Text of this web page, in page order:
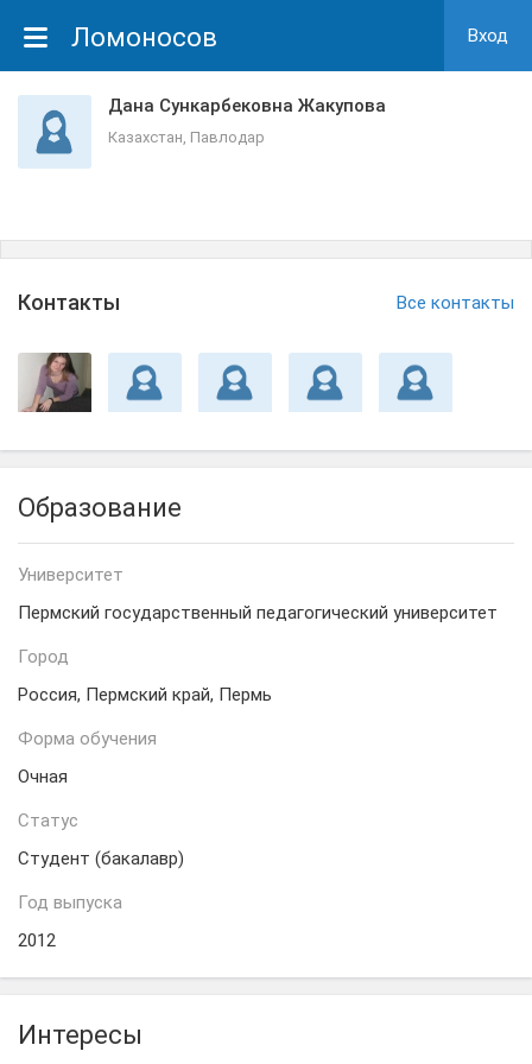
Ломоносов Вход
Дана Сункарбековна Жакупова
Казахстан, Павлодар
Контакты Все контакты
Образование
Университет
Пермский государственный педагогический университет
Город
Россия, Пермский край, Пермь
Форма обучения
Очная
Статус
Студент (бакалавр)
Год выпуска
2012
Интересы